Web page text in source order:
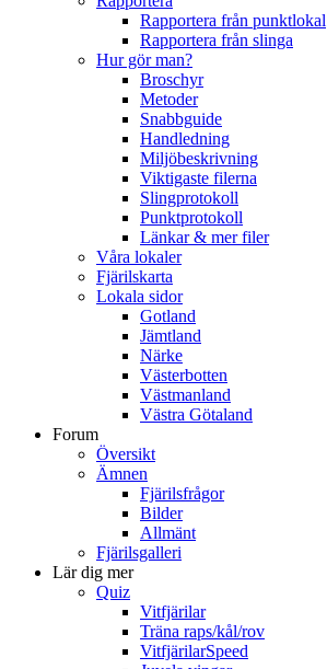
Rapportera från punktlokal
Rapportera från slinga
Hur gör man?
Broschyr
Metoder
Snabbguide
Handledning
Miljöbeskrivning
Viktigaste filerna
Slingprotokoll
Punktprotokoll
Länkar & mer filer
Våra lokaler
Fjärilskarta
Lokala sidor
Gotland
Jämtland
Närke
Västerbotten
Västmanland
Västra Götaland
Forum
Översikt
Ämnen
Fjärilsfrågor
Bilder
Allmänt
Fjärilsgalleri
Lär dig mer
Quiz
Vitfjärilar
Träna raps/kål/rov
VitfjärilarSpeed